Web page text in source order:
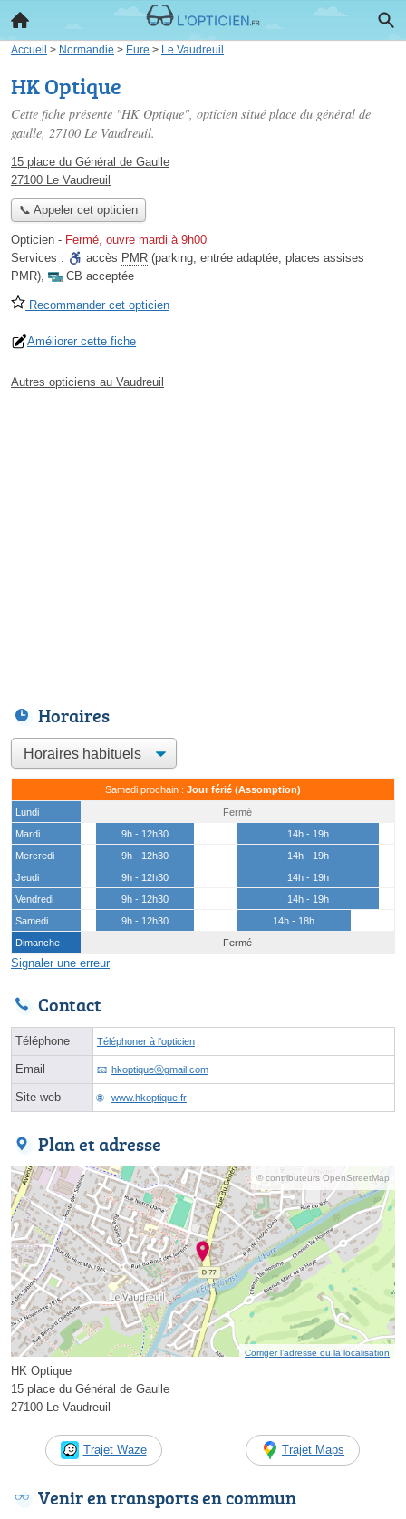
Accueil > Normandie > Eure > Le Vaudreuil
HK Optique
Cette fiche présente "HK Optique", opticien situé place du général de
gaulle, 27100 Le Vaudreuil.
15 place du Général de Gaulle
27100 Le Vaudreuil
📞 Appeler cet opticien
Opticien - Fermé, ouvre mardi à 9h00
Services :
accès PMR (parking, entrée adaptée, places assises
PMR), CB acceptée
Recommander cet opticien
Améliorer cette fiche
Autres opticiens au Vaudreuil
Horaires
Samedi prochain : Jour férié (Assomption)
Lundi
Fermé
Mardi
9h - 12h30
14h - 19h
Mercredi
9h - 12h30
14h - 19h
Jeudi
9h - 12h30
14h - 19h
Vendredi
9h - 12h30
14h - 19h
Samedi
9h - 12h30
14h - 18h
Dimanche
Fermé
Signaler une erreur
Contact
Téléphone Téléphoner à l'opticien
Email hkoptiqueⓐgmail.com
Site web www.hkoptique.fr
Plan et adresse
© contributeurs OpenStreetMap
Corriger l’adresse ou la localisation
HK Optique
15 place du Général de Gaulle
27100 Le Vaudreuil
Trajet Waze Trajet Maps
Venir en transports en commun